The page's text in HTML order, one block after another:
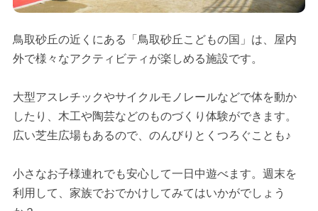
鳥取砂丘の近くにある「鳥取砂丘こどもの国」は、屋内
外で様々なアクティビティが楽しめる施設です。
大型アスレチックやサイクルモノレールなどで体を動か
したり、木工や陶芸などのものづくり体験ができます。
広い芝生広場もあるので、のんびりとくつろぐことも♪
小さなお子様連れでも安心して一日中遊べます。週末を
利用して、家族でおでかけしてみてはいかがでしょう